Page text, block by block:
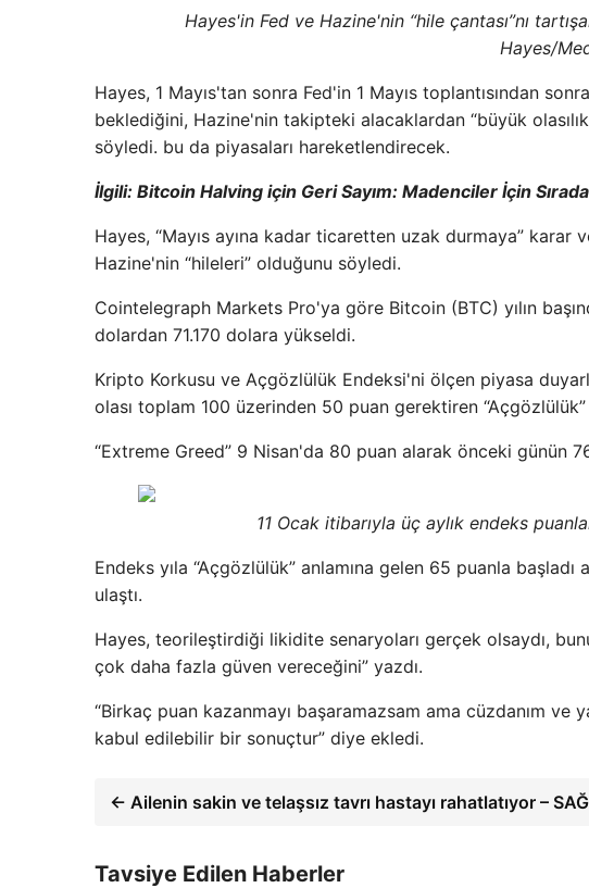
Hayes'in Fed ve Hazine'nin “hile çantası”nı
Hayes/
Hayes, 1 Mayıs'tan sonra Fed'in 1 Mayıs toplantısından sonra
beklediğini, Hazine'nin takipteki alacaklardan “büyük
söyledi. bu da piyasaları hareketlendirecek.
İlgili: Bitcoin Halving için Geri Sayım: Madenciler İçin
Hayes, “Mayıs ayına kadar ticaretten uzak durmaya” karar
Hazine'nin “hileleri” olduğunu söyledi.
Cointelegraph Markets Pro'ya göre Bitcoin (BTC) yılın
dolardan 71.170 dolara yükseldi.
Kripto Korkusu ve Açgözlülük Endeksi'ni ölçen piyasa
olası toplam 100 üzerinden 50 puan gerektiren
“Extreme Greed” 9 Nisan'da 80 puan alarak önceki günün 76
11 Ocak itibarıyla üç aylık endeks
Endeks yıla “Açgözlülük” anlamına gelen 65 puanla
ulaştı.
Hayes, teorileştirdiği likidite senaryoları gerçek olsaydı,
çok daha fazla güven vereceğini” yazdı.
“Birkaç puan kazanmayı başaramazsam ama cüzdanım ve
kabul edilebilir bir sonuçtur” diye ekledi.
← Ailenin sakin ve telaşsız tavrı hastayı rahatlatıyor –
Tavsiye Edilen Haberler